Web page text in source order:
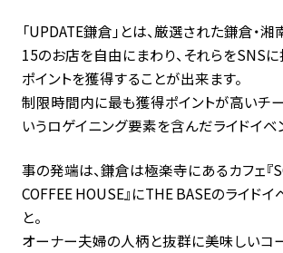
「UPDATE鎌倉」とは、厳選された鎌倉・
15のお店を自由にまわり、それらをSNS
ポイントを獲得することが出来ます。
制限時間内に最も獲得ポイントが高いチ
いうロゲイニング要素を含んだライドイベ
事の発端は、鎌倉は極楽寺にあるカフェ『
COFFEE HOUSE』にTHE BASEのライドイ
と。
オーナー夫婦の人柄と抜群に美味しいコ